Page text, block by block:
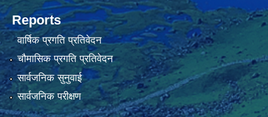
Reports
वार्षिक प्रगति प्रतिवेदन
चौमासिक प्रगति प्रतिवेदन
सार्वजनिक सुनुवाई
सार्वजनिक परीक्षण